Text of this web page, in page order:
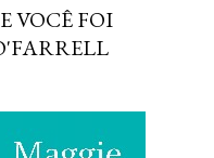
VOCÊ FOI